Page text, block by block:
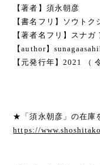
【著者】須永朝彦
【書名フリ】ソウト
【著者名フリ】スナガ
【author】
【元発行年】2021 （
★「須永朝彦」の在庫
https://